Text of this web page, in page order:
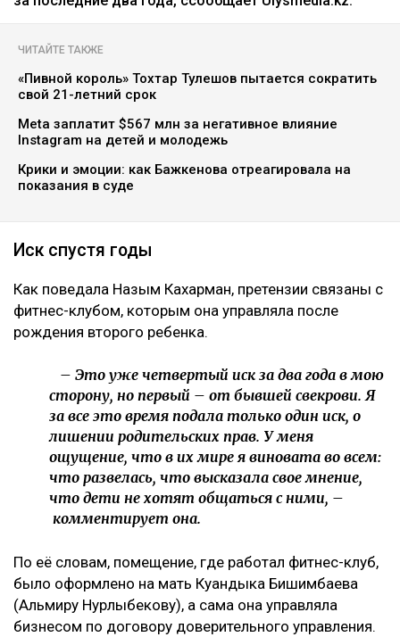
ЧИТАЙТЕ ТАКЖЕ
«Пивной король» Тохтар Тулешов пытается сократить
свой 21-летний срок
Meta заплатит $567 млн за негативное влияние
Instagram на детей и молодежь
Крики и эмоции: как Бажкенова отреагировала на
показания в суде
Иск спустя годы
Как поведала Назым Кахарман, претензии связаны с
фитнес-клубом, которым она управляла после
рождения второго ребенка.
– Это уже четвертый иск за два года в мою
сторону, но первый – от бывшей свекрови. Я
за все это время подала только один иск, о
лишении родительских прав. У меня
ощущение, что в их мире я виновата во всем:
что развелась, что высказала свое мнение,
что дети не хотят общаться с ними, –
комментирует она.
По её словам, помещение, где работал фитнес-клуб,
было оформлено на мать Куандыка Бишимбаева
(Альмиру Нурлыбекову), а сама она управляла
бизнесом по договору доверительного управления.